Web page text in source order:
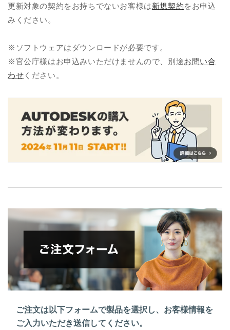
更新対象の契約をお持ちでないお客様は新規契約をお申込
みください。
※ソフトウェアはダウンロードが必要です。
※官公庁様はお申込みいただけませんので、別途お問い合
わせ ください。